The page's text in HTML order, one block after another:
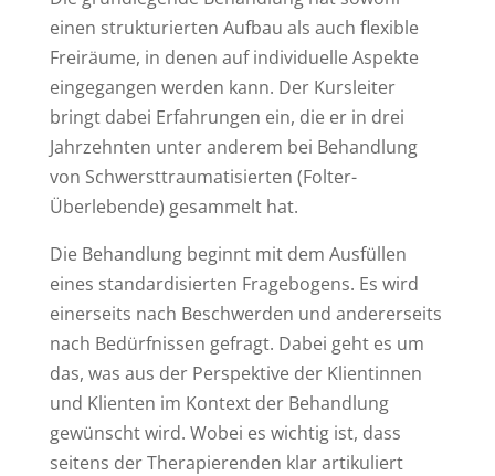
einen strukturierten Aufbau als auch flexible
Freiräume, in denen auf individuelle Aspekte
eingegangen werden kann. Der Kursleiter
bringt dabei Erfahrungen ein, die er in drei
Jahrzehnten unter anderem bei Behandlung
von Schwersttraumatisierten (Folter-
Überlebende) gesammelt hat.
Die Behandlung beginnt mit dem Ausfüllen
eines standardisierten Fragebogens. Es wird
einerseits nach Beschwerden und andererseits
nach Bedürfnissen gefragt. Dabei geht es um
das, was aus der Perspektive der Klientinnen
und Klienten im Kontext der Behandlung
gewünscht wird. Wobei es wichtig ist, dass
seitens der Therapierenden klar artikuliert